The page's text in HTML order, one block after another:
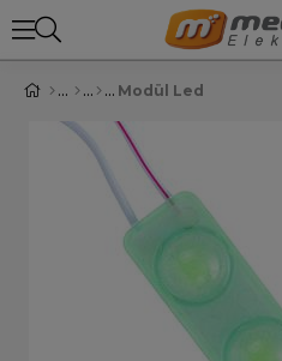
Modül Led